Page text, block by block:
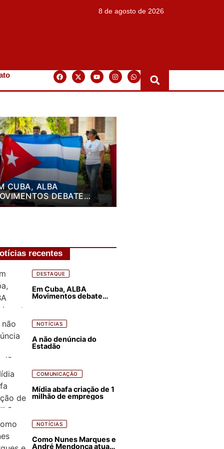
8 de agosto de 2026
CUBA, ALBA
DEBATE
DE LUTA PARA OS
recentes
DESTAQUE
Em Cuba, ALBA
Movimentos debate
NOTÍCIAS
A não denúncia do
Estadão
COMUNICAÇÃO
Mídia abafa criação de 1
milhão de empregos
NOTÍCIAS
Como Nunes Marques e
André Mendonça atuam